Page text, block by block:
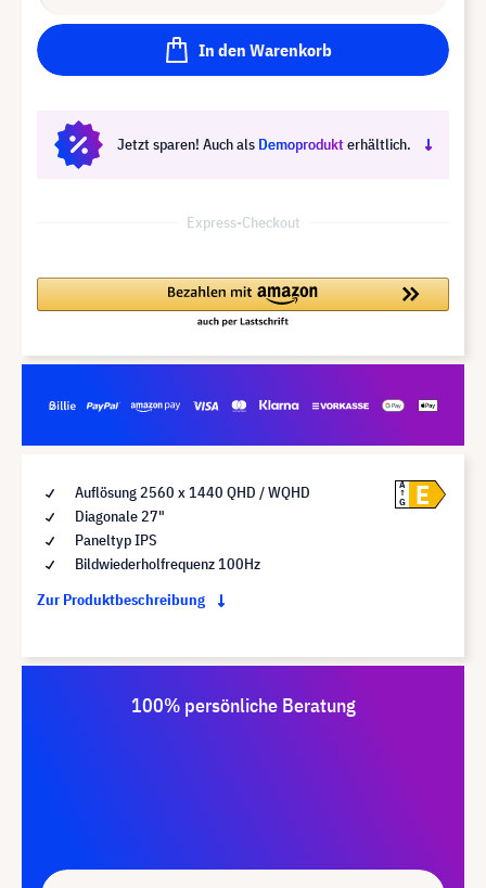
In den Warenkorb
Jetzt sparen! Auch als Demoprodukterhältlich.
Express-Checkout
Auflösung 2560 x 1440 QHD / WQHD
Diagonale 27"
Paneltyp IPS
Bildwiederholfrequenz 100Hz
Zur Produktbeschreibung
A
G
E
100% persönliche Beratung